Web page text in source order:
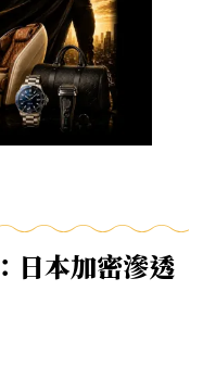
日本加密滲透